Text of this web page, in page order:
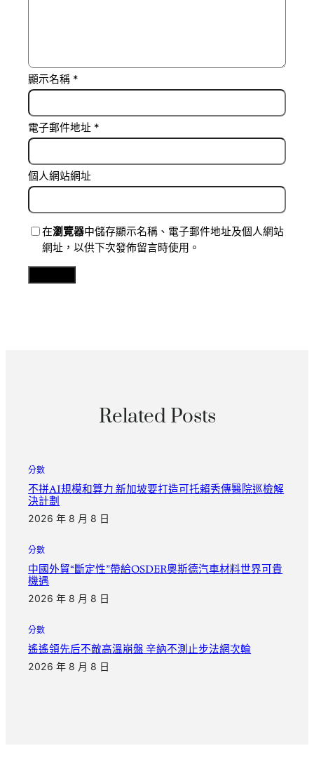
顯示名稱 *
電子郵件地址 *
個人網站網址
在瀏覽器中儲存顯示名稱、電子郵件地址及個人網站
網址，以供下次發佈留言時使用。
Related Posts
分數
不拼AI規模和算力 新加坡要打造可托賴秀傳醫院巡檢解
決計劃
2026 年 8 月 8 日
分數
中國外貿“斷定性”帶給OSDER奧斯德汽車材料世界可貴
機遇
2026 年 8 月 8 日
分數
遙遙領先后不敵高溫崩盤 辛納不測止步法網次輪
2026 年 8 月 8 日